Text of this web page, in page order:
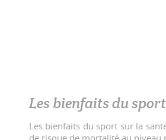
Les bienfaits du
Les bienfaits du sport sur la
de risque de mortalité au niveau